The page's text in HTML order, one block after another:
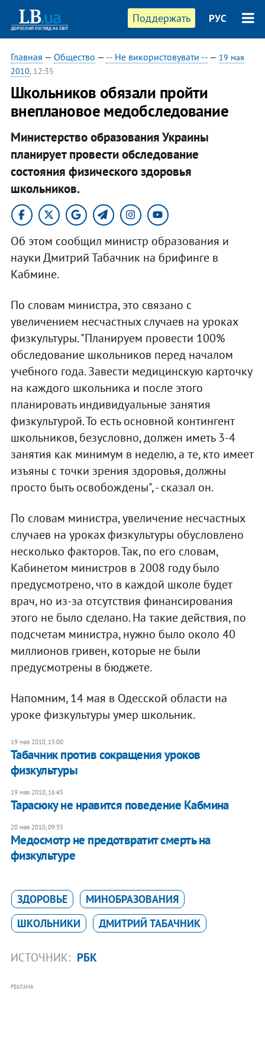
Поддержать РУС
Главная — Общество — -- Не використовувати --— 19 мая
2010, 12:35
Школьников обязали пройти
внеплановое медобследование
Министерство образования Украины
планирует провести обследование
состояния физического здоровья
школьников.
Об этом сообщил министр образования и
науки Дмитрий Табачник на брифинге в
Кабмине.
По словам министра, это связано с
увеличением несчастных случаев на уроках
физкультуры. "Планируем провести 100%
обследование школьников перед началом
учебного года. Завести медицинскую карточку
на каждого школьника и после этого
планировать индивидуальные занятия
физкультурой. То есть основной контингент
школьников, безусловно, должен иметь 3-4
занятия как минимум в неделю, а те, кто имеет
изъяны с точки зрения здоровья, должны
просто быть освобождены", - сказал он.
По словам министра, увеличение несчастных
случаев на уроках физкультуры обусловлено
несколько факторов. Так, по его словам,
Кабинетом министров в 2008 году было
предусмотрено, что в каждой школе будет
врач, но из-за отсутствия финансирования
этого не было сделано. На такие действия, по
подсчетам министра, нужно было около 40
миллионов гривен, которые не были
предусмотрены в бюджете.
Напомним, 14 мая в Одесской области на
уроке физкультуры умер школьник.
19 мая 2010, 15:00
Табачник против сокращения уроков
физкультуры
19 мая 2010, 16:45
Тарасюку не нравится поведение Кабмина
20 мая 2010, 09:35
Медосмотр не предотвратит смерть на
физкультуре
ЗДОРОВЬЕ
МИНОБРАЗОВАНИЯ
ШКОЛЬНИКИ
ДМИТРИЙ ТАБАЧНИК
ИСТОЧНИК: РБК
РЕКЛАМА